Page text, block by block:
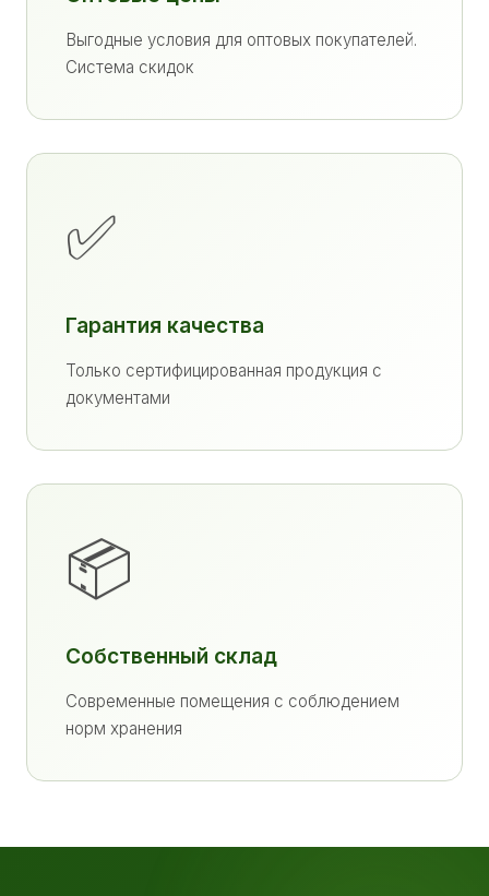
Выгодные условия для оптовых покупателей.
Система скидок
✅
Гарантия качества
Только сертифицированная продукция с
документами
📦
Собственный склад
Современные помещения с соблюдением
норм хранения